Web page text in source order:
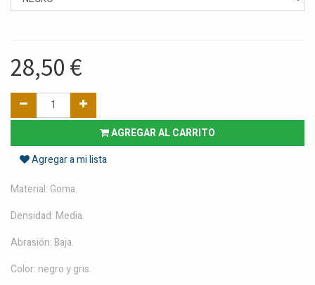
28,50 €
AGREGAR AL CARRITO
Agregar a mi lista
Material: Goma.
Densidad: Media.
Abrasión: Baja.
Color: negro y gris.